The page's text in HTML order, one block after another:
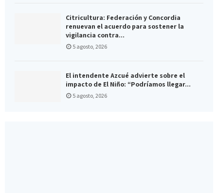
Citricultura: Federación y Concordia
renuevan el acuerdo para sostener la
vigilancia contra...
5 agosto, 2026
El intendente Azcué advierte sobre el
impacto de El Niño: “Podríamos llegar...
5 agosto, 2026